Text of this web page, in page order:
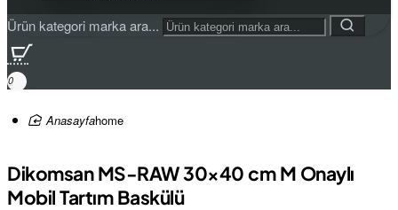
Ürün kategori marka ara...
0
home
Dikomsan MS-RAW 30×40 cm M Onaylı
Mobil Tartım Baskülü